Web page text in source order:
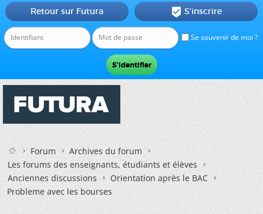
Se souvenir de moi ?
Retour sur Futura  S'inscrire
Forum
Archives du forum
Les forums des enseignants, étudiants et élèves
Anciennes discussions
Orientation après le BAC
Probleme avec les bourses